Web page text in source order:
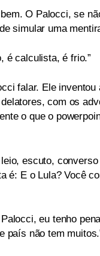
O Palocci, se
simular uma
é calculista, é frio.”
falar. Ele inventou
com os
o que o
escuto,
é: E o Lula? Você
eu tenho
país não tem